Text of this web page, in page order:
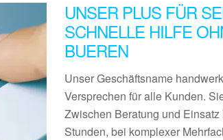
UNSER PLUS FÜR
SCHNELLE HILFE
BUEREN
Unser Geschäftsname
Versprechen für alle Kunden.
Zwischen Beratung und
Stunden, bei komplexer